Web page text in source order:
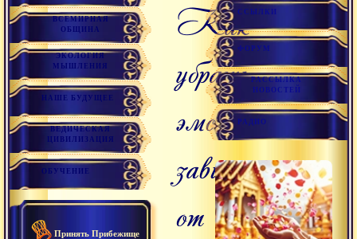
ВСЕМИРНАЯ
ОБЩИНА
ЭКОЛОГИЯ
МЫШЛЕНИЯ
НАШЕ БУДУЩЕЕ
ВЕДИЧЕСКАЯ
ЦИВИЛИЗАЦИЯ
ОБУЧЕНИЕ
Принять Прибежище
Как
убрать
эмоциональную
зависимость
от
ССЫЛКИ
ФОРУМ
РАССЫЛКА
НОВОСТЕЙ
РАДИО